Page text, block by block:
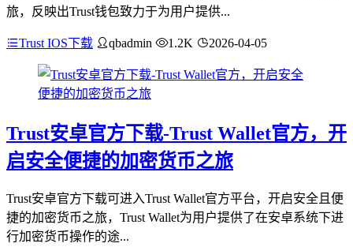
旅，反映出Trust钱包致力于为用户提供...
Trust IOS下载 qbadmin 1.2K 2026-04-05
Trust安卓官方下载-Trust Wallet官方，开
启安全便捷的加密货币之旅
Trust安卓官方下载可进入Trust Wallet官方平台，开启安全且便
捷的加密货币之旅，Trust Wallet为用户提供了在安卓系统下进
行加密货币操作的途...